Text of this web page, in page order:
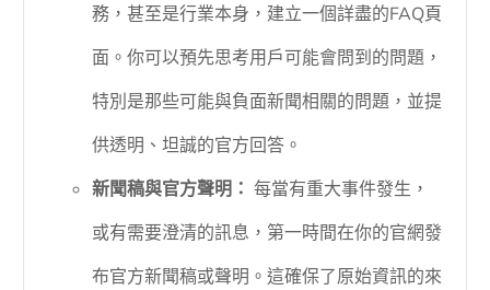
務，甚至是行業本身，建立一個詳盡的FAQ頁
面。你可以預先思考用戶可能會問到的問題，
特別是那些可能與負面新聞相關的問題，並提
供透明、坦誠的官方回答。
新聞稿與官方聲明： 每當有重大事件發生，
或有需要澄清的訊息，第一時間在你的官網發
布官方新聞稿或聲明。這確保了原始資訊的來